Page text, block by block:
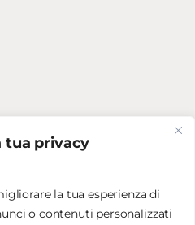
tua privacy
la tua esperienza di
o contenuti personalizzati